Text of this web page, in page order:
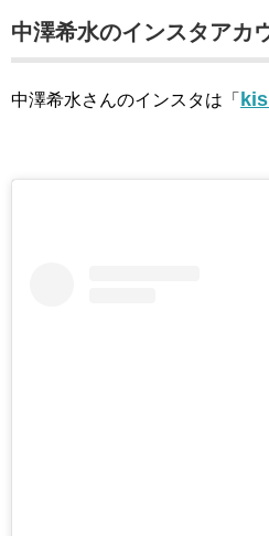
中澤希水のインスタアカ
中澤希水さんのインスタは「